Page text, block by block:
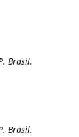
Brasil.
Brasil.